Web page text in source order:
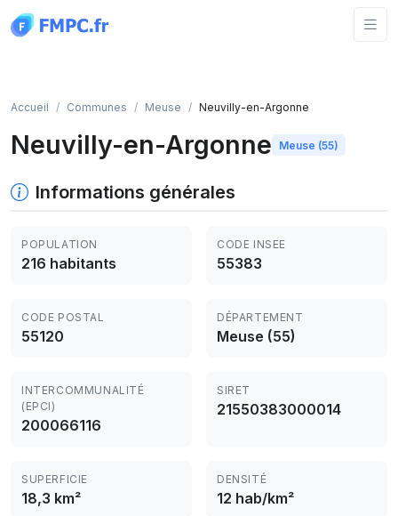
Accueil Communes Meuse Neuvilly-en-Argonne
Neuvilly-en-Argonne Meuse (55)
Informations générales
POPULATION
216 habitants
CODE INSEE
55383
CODE POSTAL
55120
DÉPARTEMENT
Meuse (55)
INTERCOMMUNALITÉ
(EPCI)
200066116
SIRET
21550383000014
SUPERFICIE
18,3 km²
DENSITÉ
12 hab/km²
Panneau de gestion des cookies